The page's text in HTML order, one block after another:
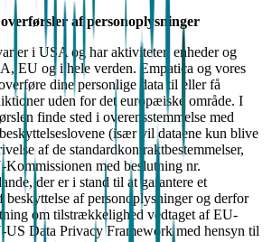
af personoplysninger
i USA og har aktiviteter, enheder og
EU og i hele verden. Empatica og vores
dine personlige data til eller få
uden for det europæiske område. I
finde sted i overensstemmelse med
(især vil dataene kun blive
af de standardkontraktbestemmelser,
med beslutning nr.
der er i stand til at garantere et
af personoplysninger og derfor
om tilstrækkelighed vedtaget af EU-
Data Privacy Framework med hensyn til